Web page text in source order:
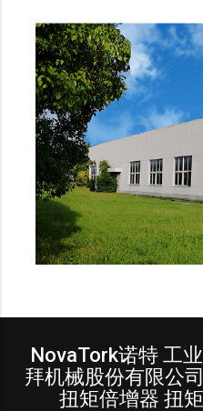
NovaTork诺特 工
拜机械股份有限公
扭矩倍增器 扭